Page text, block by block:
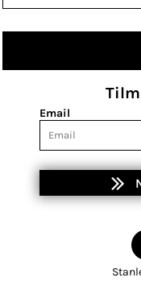
Email